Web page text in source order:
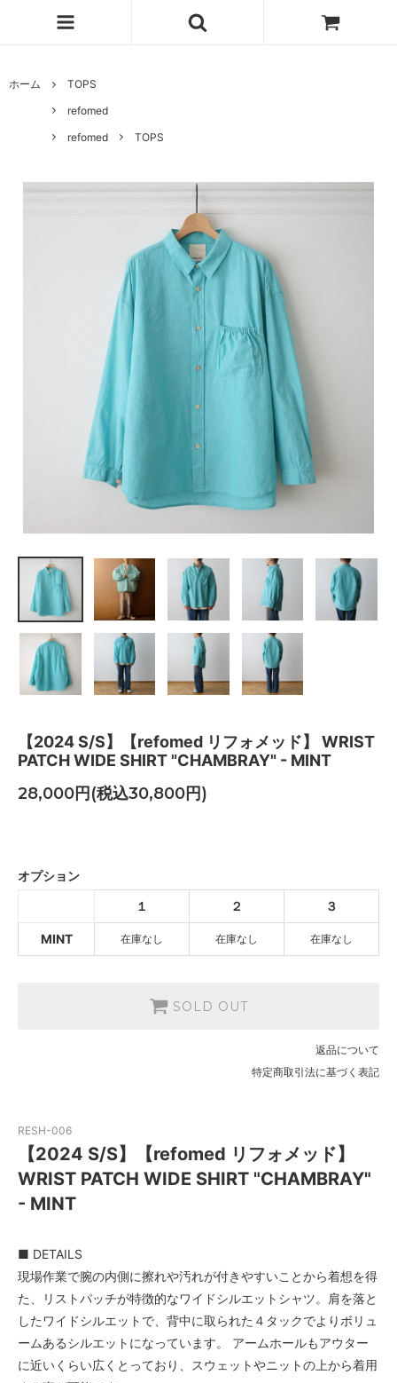
ホーム
TOPS
refomed
refomed
TOPS
【2024 S/S】【refomed リフォメッド】 WRIST
PATCH WIDE SHIRT "CHAMBRAY" - MINT
28,000円(税込30,800円)
SOLD OUT
MINT
SOLD OUT
オプション
１
２ ３
MINT 在庫なし 在庫なし 在庫なし
SOLD OUT
返品について
特定商取引法に基づく表記
RESH-006
【2024 S/S】【refomed リフォメッド】
WRIST PATCH WIDE SHIRT "CHAMBRAY"
- MINT
■ DETAILS
現場作業で腕の内側に擦れや汚れが付きやすいことから着想を得
た、リストパッチが特徴的なワイドシルエットシャツ。肩を落と
したワイドシルエットで、背中に取られた４タックでよりボリュ
ームあるシルエットになっています。 アームホールもアウター
に近いくらい広くとっており、スウェットやニットの上から着用